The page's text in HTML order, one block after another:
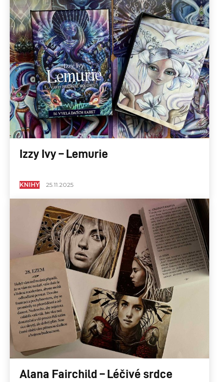
Izzy Ivy – Lemurie
KNIHY 25.11.2025
Alana Fairchild – Léčivé srdce